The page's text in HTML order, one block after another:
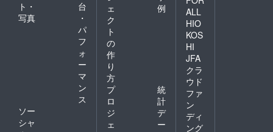
ト・
写真
台
・
パ
フ
ォ
ー
マ
ン
ス
ソー
シャ
ェ
ク
ト
の
作
り
方
例
プ
ロ
ジ
ェ
統
計
デ
ー
ALL
HIO
KOS
HI
JFA
クラ
ウド
ファ
ン
ディ
ング